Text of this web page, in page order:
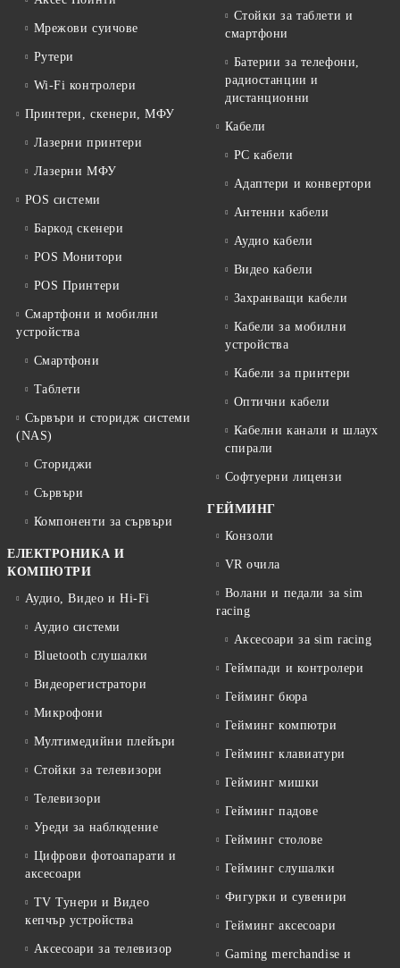
Мрежови суичове
Рутери
Wi-Fi контролери
Принтери, скенери, МФУ
Лазерни принтери
Лазерни МФУ
POS системи
Баркод скенери
POS Монитори
POS Принтери
Смартфони и мобилни
устройства
Смартфони
Таблети
Сървъри и сторидж системи
(NAS)
Сториджи
Сървъри
Компоненти за сървъри
ЕЛЕКТРОНИКА И
КОМПЮТРИ
Аудио, Видео и Hi-Fi
Аудио системи
Bluetooth слушалки
Видеорегистратори
Микрофони
Мултимедийни плейъри
Стойки за телевизори
Телевизори
Уреди за наблюдение
Цифрови фотоапарати и
аксесоари
TV Тунери и Видео
кепчър устройства
Аксесоари за телевизор
Стойки за таблети и
смартфони
Батерии за телефони,
радиостанции и
дистанционни
Кабели
PC кабели
Адаптери и конвертори
Антенни кабели
Аудио кабели
Видео кабели
Захранващи кабели
Кабели за мобилни
устройства
Кабели за принтери
Оптични кабели
Кабелни канали и шлаух
спирали
Софтуерни лицензи
ГЕЙМИНГ
Конзоли
VR очила
Волани и педали за sim
racing
Аксесоари за sim racing
Геймпади и контролери
Гейминг бюра
Гейминг компютри
Гейминг клавиатури
Гейминг мишки
Гейминг падове
Гейминг столове
Гейминг слушалки
Фигурки и сувенири
Гейминг аксесоари
Gaming merchandise и